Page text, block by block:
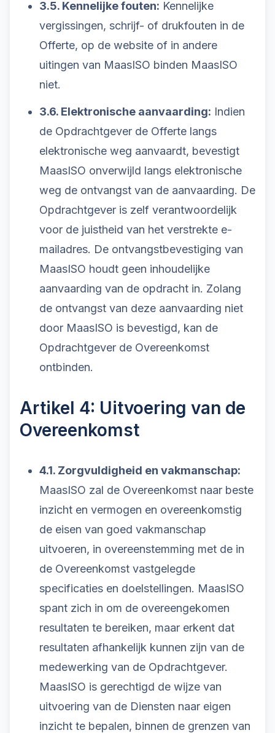
3.5. Kennelijke fouten: Kennelijke
vergissingen, schrijf- of drukfouten in de
Offerte, op de website of in andere
uitingen van MaasISO binden MaasISO
niet.
3.6. Elektronische aanvaarding: Indien
de Opdrachtgever de Offerte langs
elektronische weg aanvaardt, bevestigt
MaasISO onverwijld langs elektronische
weg de ontvangst van de aanvaarding. De
Opdrachtgever is zelf verantwoordelijk
voor de juistheid van het verstrekte e-
mailadres. De ontvangstbevestiging van
MaasISO houdt geen inhoudelijke
aanvaarding van de opdracht in. Zolang
de ontvangst van deze aanvaarding niet
door MaasISO is bevestigd, kan de
Opdrachtgever de Overeenkomst
ontbinden.
Artikel 4: Uitvoering van de
Overeenkomst
4.1. Zorgvuldigheid en vakmanschap:
MaasISO zal de Overeenkomst naar beste
inzicht en vermogen en overeenkomstig
de eisen van goed vakmanschap
uitvoeren, in overeenstemming met de in
de Overeenkomst vastgelegde
specificaties en doelstellingen. MaasISO
spant zich in om de overeengekomen
resultaten te bereiken, maar erkent dat
resultaten afhankelijk kunnen zijn van de
medewerking van de Opdrachtgever.
MaasISO is gerechtigd de wijze van
uitvoering van de Diensten naar eigen
inzicht te bepalen, binnen de grenzen van